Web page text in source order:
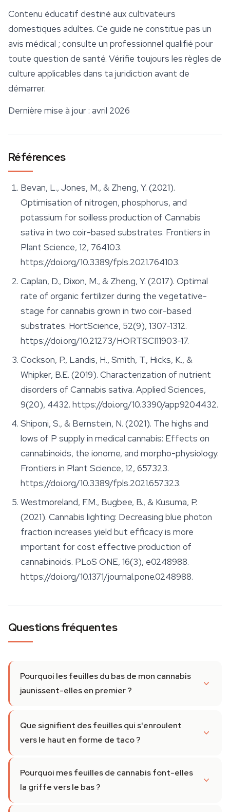
Contenu éducatif destiné aux cultivateurs
domestiques adultes. Ce guide ne constitue pas un
avis médical ; consulte un professionnel qualifié pour
toute question de santé. Vérifie toujours les règles de
culture applicables dans ta juridiction avant de
démarrer.
Dernière mise à jour : avril 2026
Références
Bevan, L., Jones, M., & Zheng, Y. (2021).
Optimisation of nitrogen, phosphorus, and
potassium for soilless production of Cannabis
sativa in two coir-based substrates. Frontiers in
Plant Science, 12, 764103.
https://doi.org/10.3389/fpls.2021.764103.
Caplan, D., Dixon, M., & Zheng, Y. (2017). Optimal
rate of organic fertilizer during the vegetative-
stage for cannabis grown in two coir-based
substrates. HortScience, 52(9), 1307-1312.
https://doi.org/10.21273/HORTSCI11903-17.
Cockson, P., Landis, H., Smith, T., Hicks, K., &
Whipker, B.E. (2019). Characterization of nutrient
disorders of Cannabis sativa. Applied Sciences,
9(20), 4432. https://doi.org/10.3390/app9204432.
Shiponi, S., & Bernstein, N. (2021). The highs and
lows of P supply in medical cannabis: Effects on
cannabinoids, the ionome, and morpho-physiology.
Frontiers in Plant Science, 12, 657323.
https://doi.org/10.3389/fpls.2021.657323.
Westmoreland, F.M., Bugbee, B., & Kusuma, P.
(2021). Cannabis lighting: Decreasing blue photon
fraction increases yield but efficacy is more
important for cost effective production of
cannabinoids. PLoS ONE, 16(3), e0248988.
https://doi.org/10.1371/journal.pone.0248988.
Questions fréquentes
Pourquoi les feuilles du bas de mon cannabis
jaunissent-elles en premier ?
Que signifient des feuilles qui s'enroulent
vers le haut en forme de taco ?
Pourquoi mes feuilles de cannabis font-elles
la griffe vers le bas ?